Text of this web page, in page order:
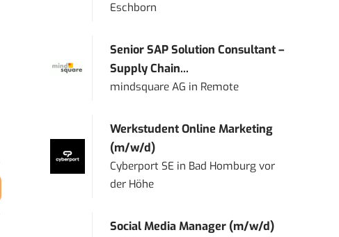
Eschborn
Senior SAP Solution Consultant –
Supply Chain...
mindsquare AG in Remote
Werkstudent Online Marketing
(m/w/d)
Cyberport SE in Bad Homburg vor
der Höhe
Social Media Manager (m/w/d)